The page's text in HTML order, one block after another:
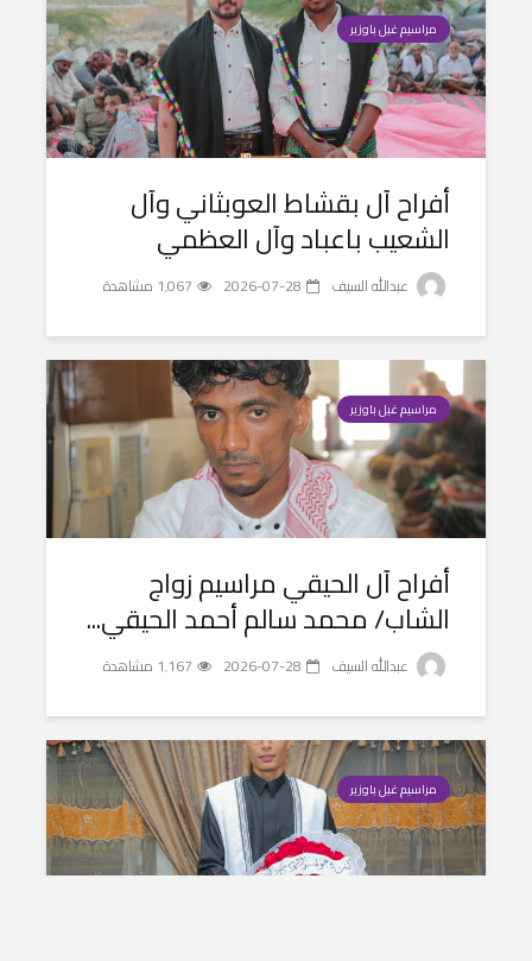
مراسيم غيل باوزير
أفراح آل بقشاط العوبثاني وآل
الشعيب باعباد وآل العظمي
عبدالله السيف 2026-07-28 1٬067 مشاهدة
مراسيم غيل باوزير
أفراح آل الحيقي مراسيم زواج
الشاب/ محمد سالم أحمد الحيقي...
عبدالله السيف 2026-07-28 1٬167 مشاهدة
مراسيم غيل باوزير